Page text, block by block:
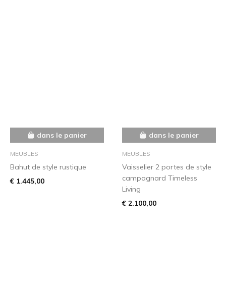
dans le panier
MEUBLES
Bahut de style rustique
€ 1.445,00
dans le panier
MEUBLES
Vaisselier 2 portes de style
campagnard Timeless
Living
€ 2.100,00